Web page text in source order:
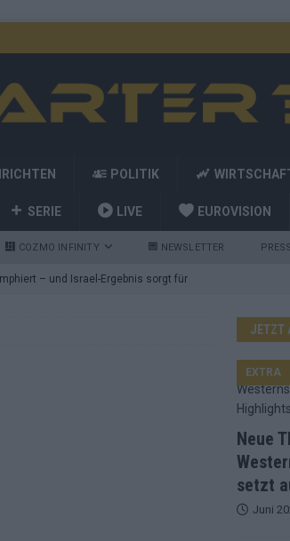
POLITIK
SERIE LIVE EUROVISION
COZMO INFINITY NEWSLETTER
– und Israel-Ergebnis sorgt für
2026 in Wien
Startreihenfolge hat
– alle Acts und unsere Prognose
ESC-Wertung als Spiegel des
JETZT
Neue
setzt
EXTRA
Juni